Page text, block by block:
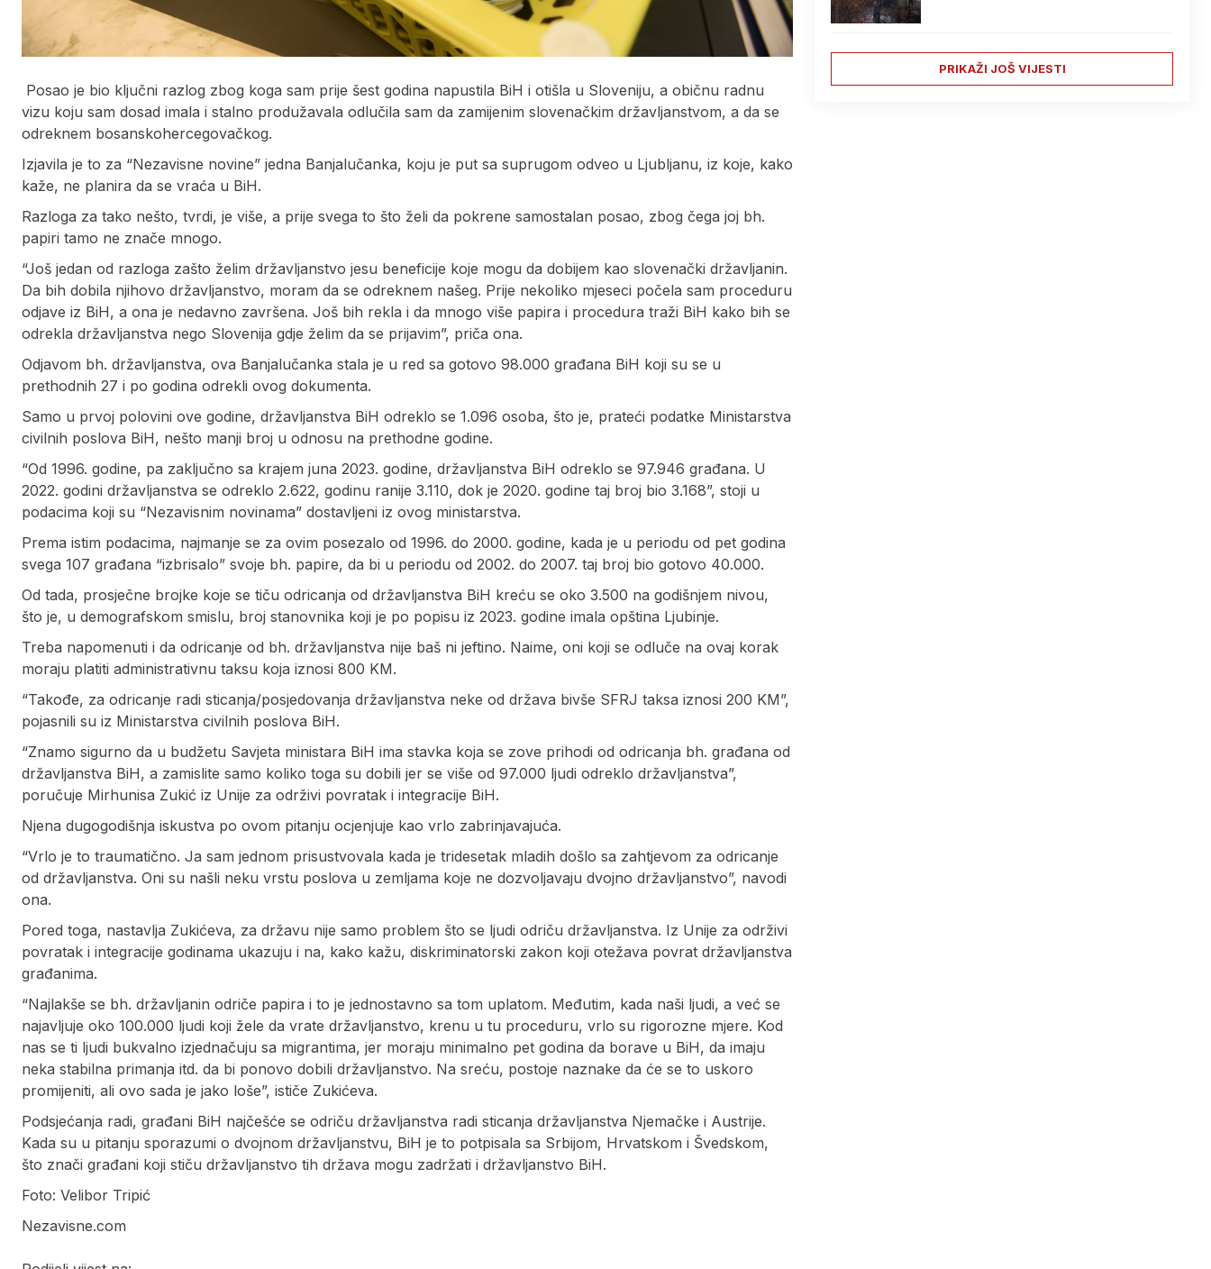
Posao je bio ključni razlog zbog koga sam prije šest godina napustila BiH i otišla u Sloveniju, a običnu radnu
vizu koju sam dosad imala i stalno produžavala odlučila sam da zamijenim slovenačkim državljanstvom, a da se
odreknem bosanskohercegovačkog.
Izjavila je to za “Nezavisne novine” jedna Banjalučanka, koju je put sa suprugom odveo u Ljubljanu, iz koje, kako
kaže, ne planira da se vraća u BiH.
Razloga za tako nešto, tvrdi, je više, a prije svega to što želi da pokrene samostalan posao, zbog čega joj bh.
papiri tamo ne znače mnogo.
“Još jedan od razloga zašto želim državljanstvo jesu beneficije koje mogu da dobijem kao slovenački državljanin.
Da bih dobila njihovo državljanstvo, moram da se odreknem našeg. Prije nekoliko mjeseci počela sam proceduru
odjave iz BiH, a ona je nedavno završena. Još bih rekla i da mnogo više papira i procedura traži BiH kako bih se
odrekla državljanstva nego Slovenija gdje želim da se prijavim”, priča ona.
Odjavom bh. državljanstva, ova Banjalučanka stala je u red sa gotovo 98.000 građana BiH koji su se u
prethodnih 27 i po godina odrekli ovog dokumenta.
Samo u prvoj polovini ove godine, državljanstva BiH odreklo se 1.096 osoba, što je, prateći podatke Ministarstva
civilnih poslova BiH, nešto manji broj u odnosu na prethodne godine.
“Od 1996. godine, pa zaključno sa krajem juna 2023. godine, državljanstva BiH odreklo se 97.946 građana. U
2022. godini državljanstva se odreklo 2.622, godinu ranije 3.110, dok je 2020. godine taj broj bio 3.168”, stoji u
podacima koji su “Nezavisnim novinama” dostavljeni iz ovog ministarstva.
Prema istim podacima, najmanje se za ovim posezalo od 1996. do 2000. godine, kada je u periodu od pet godina
svega 107 građana “izbrisalo” svoje bh. papire, da bi u periodu od 2002. do 2007. taj broj bio gotovo 40.000.
Od tada, prosječne brojke koje se tiču odricanja od državljanstva BiH kreću se oko 3.500 na godišnjem nivou,
što je, u demografskom smislu, broj stanovnika koji je po popisu iz 2023. godine imala opština Ljubinje.
Treba napomenuti i da odricanje od bh. državljanstva nije baš ni jeftino. Naime, oni koji se odluče na ovaj korak
moraju platiti administrativnu taksu koja iznosi 800 KM.
“Takođe, za odricanje radi sticanja/posjedovanja državljanstva neke od država bivše SFRJ taksa iznosi 200 KM”,
pojasnili su iz Ministarstva civilnih poslova BiH.
“Znamo sigurno da u budžetu Savjeta ministara BiH ima stavka koja se zove prihodi od odricanja bh. građana od
državljanstva BiH, a zamislite samo koliko toga su dobili jer se više od 97.000 ljudi odreklo državljanstva”,
poručuje Mirhunisa Zukić iz Unije za održivi povratak i integracije BiH.
Njena dugogodišnja iskustva po ovom pitanju ocjenjuje kao vrlo zabrinjavajuća.
“Vrlo je to traumatično. Ja sam jednom prisustvovala kada je tridesetak mladih došlo sa zahtjevom za odricanje
od državljanstva. Oni su našli neku vrstu poslova u zemljama koje ne dozvoljavaju dvojno državljanstvo”, navodi
ona.
Pored toga, nastavlja Zukićeva, za državu nije samo problem što se ljudi odriču državljanstva. Iz Unije za održivi
povratak i integracije godinama ukazuju i na, kako kažu, diskriminatorski zakon koji otežava povrat državljanstva
građanima.
“Najlakše se bh. državljanin odriče papira i to je jednostavno sa tom uplatom. Međutim, kada naši ljudi, a već se
najavljuje oko 100.000 ljudi koji žele da vrate državljanstvo, krenu u tu proceduru, vrlo su rigorozne mjere. Kod
nas se ti ljudi bukvalno izjednačuju sa migrantima, jer moraju minimalno pet godina da borave u BiH, da imaju
neka stabilna primanja itd. da bi ponovo dobili državljanstvo. Na sreću, postoje naznake da će se to uskoro
promijeniti, ali ovo sada je jako loše”, ističe Zukićeva.
Podsjećanja radi, građani BiH najčešće se odriču državljanstva radi sticanja državljanstva Njemačke i Austrije.
Kada su u pitanju sporazumi o dvojnom državljanstvu, BiH je to potpisala sa Srbijom, Hrvatskom i Švedskom,
što znači građani koji stiču državljanstvo tih država mogu zadržati i državljanstvo BiH.
Foto: Velibor Tripić
Nezavisne.com
PRIKAŽI JOŠ VIJESTI